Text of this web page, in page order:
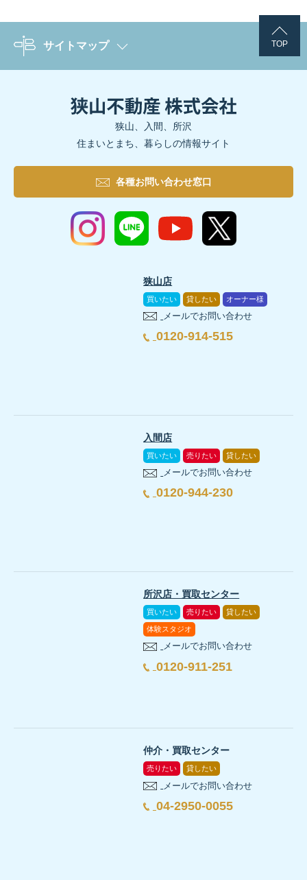
TOP
サイトマップ
狭山、入間、所沢
住まいとまち、暮らしの情報サイト
各種お問い合わせ窓口
狭山店
買いたい 貸したい オーナー様
メールでお問い合わせ
0120-914-515
入間店
買いたい 売りたい 貸したい
メールでお問い合わせ
0120-944-230
所沢店・買取センター
買いたい 売りたい 貸したい
体験スタジオ
メールでお問い合わせ
0120-911-251
仲介・買取センター
売りたい 貸したい
メールでお問い合わせ
04-2950-0055